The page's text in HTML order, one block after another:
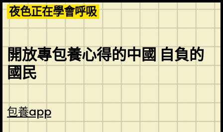
Skip
to
content
夜色正在學會呼吸
開放專包養心得的中國 自負的
國民
包養app